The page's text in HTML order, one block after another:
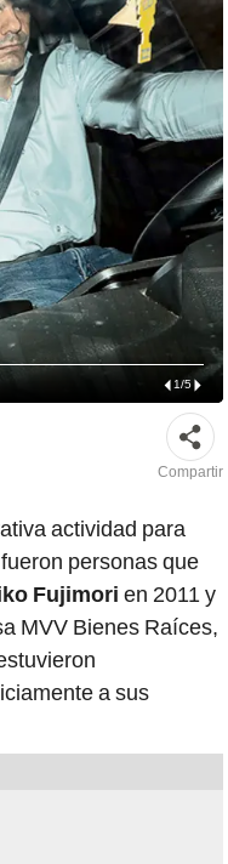
1/5
Compartir
actividad para
personas que
Fujimori en 2011 y
MVV Bienes Raíces,
a sus